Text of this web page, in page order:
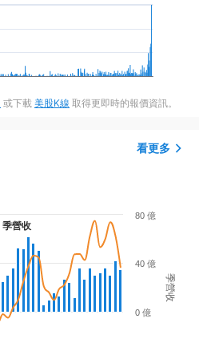
或下載 美股K線 取得更即時的報價資訊。
看更多
季營收
季營收
0 億
40 億
80 億